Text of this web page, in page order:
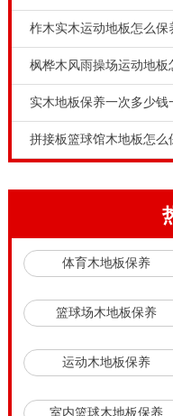
柞木实木运动地板怎么保
枫桦木风雨操场运动地板
实木地板保养一次多少钱
拼接板篮球馆木地板怎么
体育木地板保养
篮球场木地板保养
运动木地板保养
室内篮球木地板保养